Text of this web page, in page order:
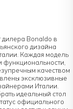
Bonaldo в
дизайна
Каждая модель
качеством
эксклюзивные
Италии.
идеальный стол
официального